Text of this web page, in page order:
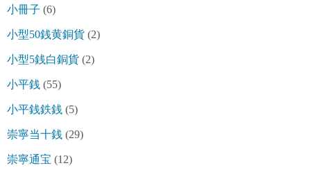
小冊子 (6)
小型50銭黄銅貨 (2)
小型5銭白銅貨 (2)
小平銭 (55)
小平銭鉄銭 (5)
崇寧当十銭 (29)
崇寧通宝 (12)